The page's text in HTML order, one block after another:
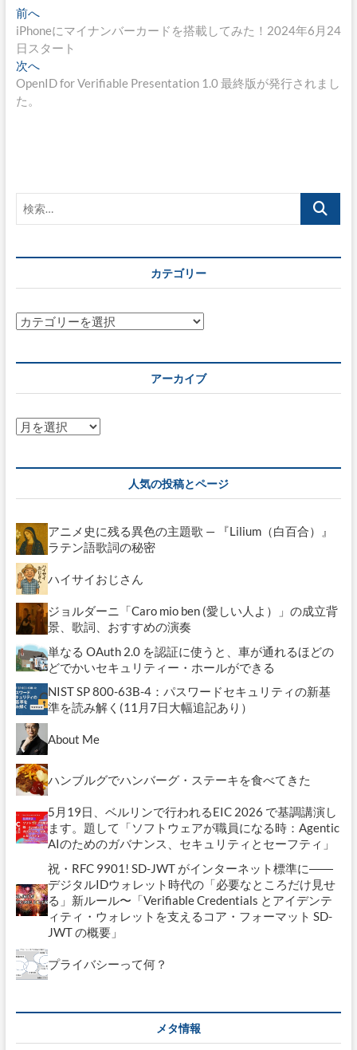
投
稿
ナ
ビ
ョ
ン
前へ
去
の
稿:
iPhoneにマイナンバーカードを搭載してみた！2024年6月24
日スタート
次へ
の
OpenID for Verifiable Presentation 1.0 最終版が発行されまし
た。
カテゴリー
カ
ー
アーカイブ
ア
ブ
人気の投稿とページ
アニメ史に残る異色の主題歌 — 『Lilium（白百合）』
ラテン語歌詞の秘密
ハイサイおじさん
ジョルダーニ「Caro mio ben (愛しい人よ）」の成立背
景、歌詞、おすすめの演奏
単なる OAuth 2.0 を認証に使うと、車が通れるほどの
どでかいセキュリティー・ホールができる
NIST SP 800-63B-4：パスワードセキュリティの新基
準を読み解く(11月7日大幅追記あり）
About Me
ハンブルグでハンバーグ・ステーキを食べてきた
5月19日、ベルリンで行われるEIC 2026 で基調講演し
ます。題して「ソフトウェアが職員になる時：Agentic
AIのためのガバナンス、セキュリティとセーフティ」
祝・RFC 9901! SD-JWT がインターネット標準に――
デジタルIDウォレット時代の「必要なところだけ見せ
る」新ルール〜「Verifiable Credentials とアイデンテ
ィティ・ウォレットを支えるコア・フォーマット SD-
JWT の概要」
プライバシーって何？
メタ情報